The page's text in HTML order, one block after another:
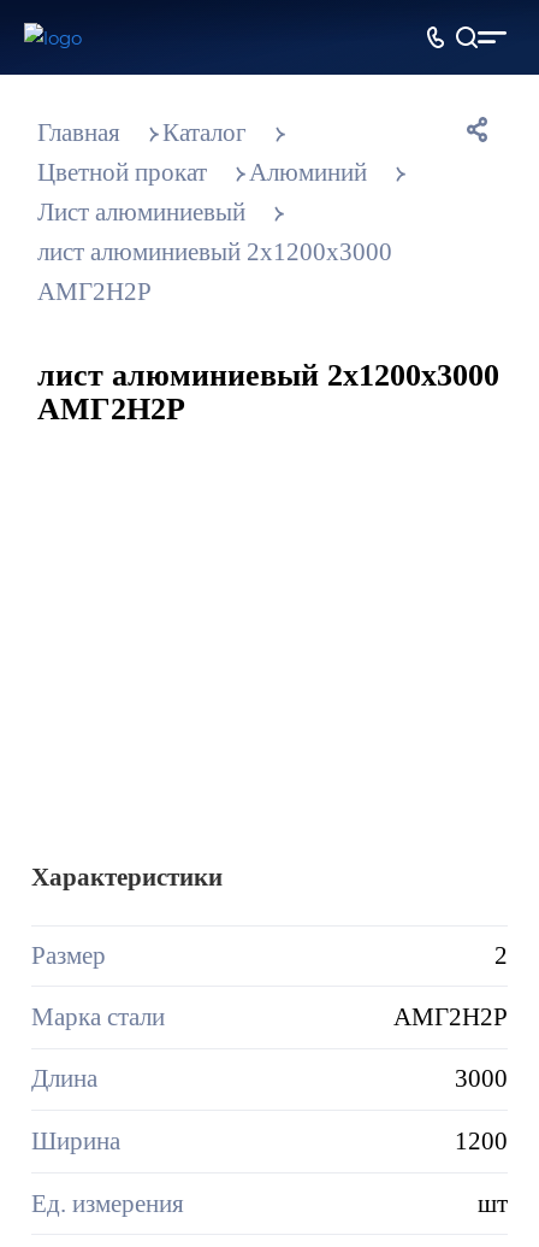
Главная
Каталог
Цветной прокат
Алюминий
Лист алюминиевый
лист алюминиевый 2х1200х3000
АМГ2Н2Р
лист алюминиевый 2х1200х3000
АМГ2Н2Р
Характеристики
Размер 2
Марка стали АМГ2Н2Р
Длина 3000
Ширина 1200
Ед. измерения шт